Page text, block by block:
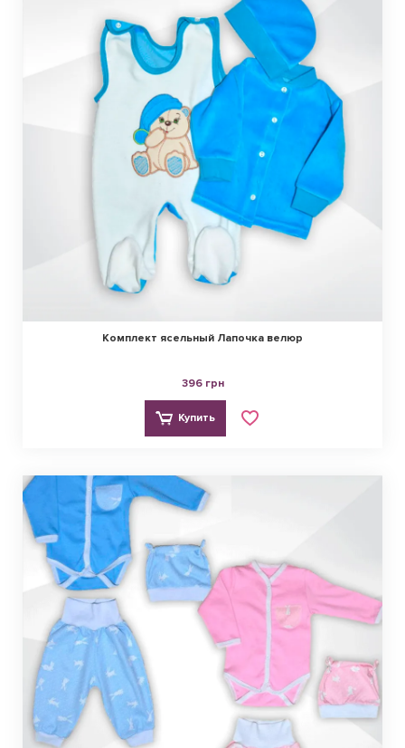
Комплект ясельный Лапочка велюр
396 грн
Купить